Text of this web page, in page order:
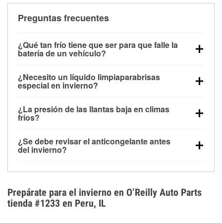
Preguntas frecuentes
¿Qué tan frío tiene que ser para que falle la
batería de un vehículo?
debajo de los 32 °F y puede perder hasta la mitad de
su potencia de arranque cerca de los 0 °F, lo que
arranque.
¿Necesito un líquido limpiaparabrisas
especial en invierno?
la congelación y ayuda a disolver la sal y la nieve
derretida en la carretera para mejorar la visibilidad.
¿La presión de las llantas baja en climas
fríos?
alrededor de 1 PSI por cada 10 °F que baja la
temperatura. Puedes obtener más información sobre
¿Se debe revisar el anticongelante antes
del invierno?
el sobrecalentamiento en condiciones de frío
extremo. Aprende cómo comprobar la protección
anticongelante en nuestra sección How-To.
Prepárate para el invierno en O’Reilly Auto Parts
tienda #1233 en Peru, IL